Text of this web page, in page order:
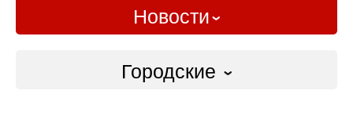
Новости
Городские